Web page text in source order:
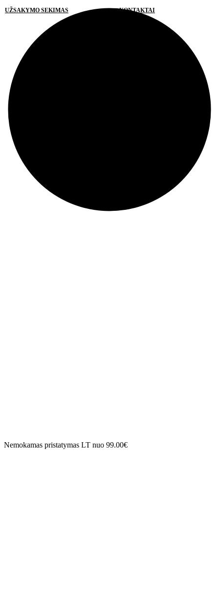
Nemokamas pristatymas LT nuo 99.00€
UŽSAKYMO SEKIMAS KONTAKTAI